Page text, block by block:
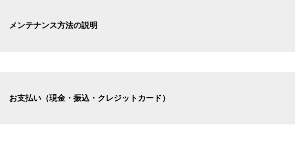
メンテナンス方法の説明
お支払い（現金・振込・クレジットカード）